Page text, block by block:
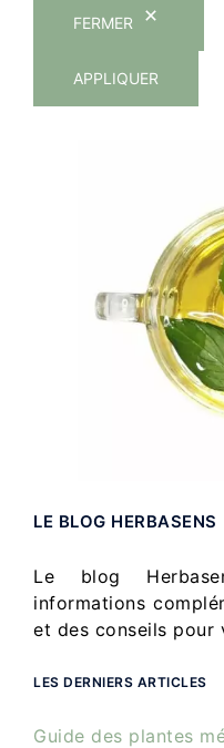
FERMER
APPLIQUER
LE BLOG HERBASENS
Le blog
informations
et des conseils pour
LES DERNIERS ARTICLES
Guide des plantes